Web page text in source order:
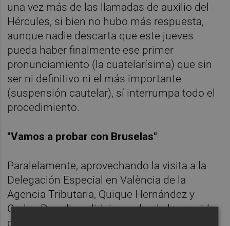
una vez más de las llamadas de auxilio del
Hércules, si bien no hubo más respuesta,
aunque nadie descarta que este jueves
pueda haber finalmente ese primer
pronunciamiento (la cuatelarísima) que sin
ser ni definitivo ni el más importante
(suspensión cautelar), sí interrumpa todo el
procedimiento.
"Vamos a probar con Bruselas"
Paralelamente, aprovechando la visita a la
Delegación Especial en València de la
Agencia Tributaria, Quique Hernández y
Carlos Parodi se dirigieron desde la avenida
de Blasco Ibáñez, donde se encuentran las